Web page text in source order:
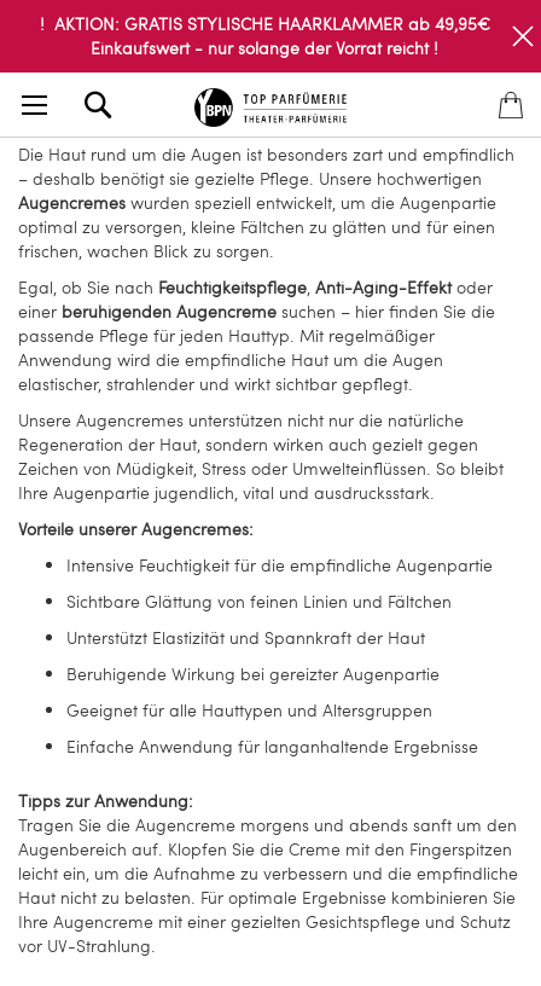
! AKTION: GRATIS STYLISCHE HAARKLAMMER ab 49,95€
Einkaufswert - nur solange der Vorrat reicht !
Die Haut rund um die Augen ist besonders zart und empfindlich
– deshalb benötigt sie gezielte Pflege. Unsere hochwertigen
Augencremes wurden speziell entwickelt, um die Augenpartie
optimal zu versorgen, kleine Fältchen zu glätten und für einen
frischen, wachen Blick zu sorgen.
Egal, ob Sie nach Feuchtigkeitspflege, Anti-Aging-Effektoder
einer beruhigenden Augencreme suchen – hier finden Sie die
passende Pflege für jeden Hauttyp. Mit regelmäßiger
Anwendung wird die empfindliche Haut um die Augen
elastischer, strahlender und wirkt sichtbar gepflegt.
Unsere Augencremes unterstützen nicht nur die natürliche
Regeneration der Haut, sondern wirken auch gezielt gegen
Zeichen von Müdigkeit, Stress oder Umwelteinflüssen. So bleibt
Ihre Augenpartie jugendlich, vital und ausdrucksstark.
Vorteile unserer Augencremes:
Intensive Feuchtigkeit für die empfindliche Augenpartie
Sichtbare Glättung von feinen Linien und Fältchen
Unterstützt Elastizität und Spannkraft der Haut
Beruhigende Wirkung bei gereizter Augenpartie
Geeignet für alle Hauttypen und Altersgruppen
Einfache Anwendung für langanhaltende Ergebnisse
Tipps zur Anwendung:
Tragen Sie die Augencreme morgens und abends sanft um den
Augenbereich auf. Klopfen Sie die Creme mit den Fingerspitzen
leicht ein, um die Aufnahme zu verbessern und die empfindliche
Haut nicht zu belasten. Für optimale Ergebnisse kombinieren Sie
Ihre Augencreme mit einer gezielten Gesichtspflege und Schutz
vor UV-Strahlung.